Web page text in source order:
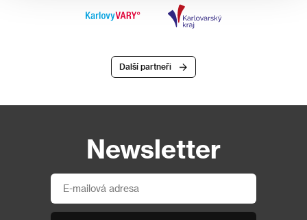
Další partneři
Newsletter